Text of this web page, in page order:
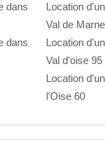
dans
dans
Location
Val de
Location
Val d'oise 95
Location
l'Oise 60